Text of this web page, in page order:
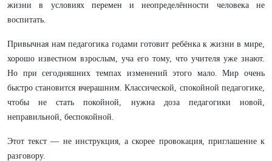
жизни в условиях перемен и неопределённости человека не
воспитать.
Привычная нам педагогика годами готовит ребёнка к жизни в мире,
хорошо известном взрослым, уча его тому, что учителя уже знают.
Но при сегодняшних темпах изменений этого мало. Мир очень
быстро становится вчерашним. Классической, спокойной педагогике,
чтобы не стать покойной, нужна доза педагогики новой,
неправильной, беспокойной.
Этот текст — не инструкция, а скорее провокация, приглашение к
разговору.